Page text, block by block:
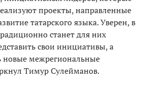
проекты, направленные
татарского языка. Уверен, в
станет для них
свои инициативы, а
новые межрегиональные
Тимур Сулейманов.